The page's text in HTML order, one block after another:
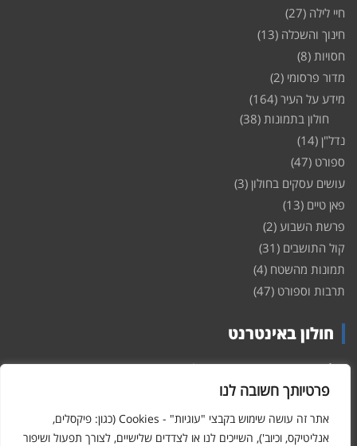
פרטיותך חשובה לנו
אתר זה עושה שימוש בקבצי "עוגיות" - Cookies (כגון: פיקסלים,
אנליטיקס, וכיוב'), השייכים לנו או לצדדים שלישיים, לצורך תפעול ושיפור
חיי לילה (27)
חינוך והשכלה (13)
חסויות (8)
מדור פרסומי (2)
מידע על העיר (164)
חולון בתמונות (38)
נדל"ן (14)
ספורט (47)
עושים עסקים בחולון (3)
פאן טיים (13)
פרשת השבוע (2)
קול התושבים (31)
תמונות מהשטח (4)
תרבות וספורט (47)
חולון באינטרנט
חולוןבאינטרנט – האתר שמביא לכם עדכונים ומידע מהשטח מהעיר
חולון. במה פתוחה לקול תושבי חולון באינטרנט, מידע על
ופרוייקטים חדשים בעיר, חיי לילה, וכן טורי דעה, עסקים בחולון, ודיונים על
הנעשה בעיר. אתם מוזמנים ומוזמנות להשתתף בדיון ולשלוח לנו כתבות
ואף להגיב על הכתבות המפורסמות באתר.